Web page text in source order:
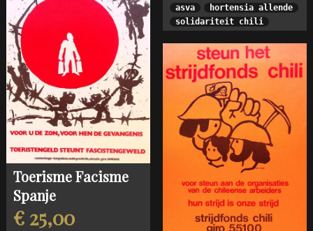
asva
hortensia allende
solidariteit chili
Toerisme Facisme
Spanje
€ 25,00